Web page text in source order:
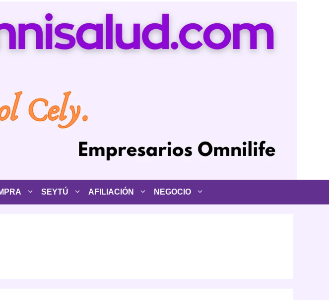
SEYTÚ AFILIACIÓN NEGOCIO